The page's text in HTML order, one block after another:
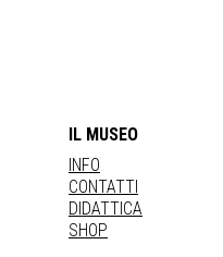
IL MUSEO
INFO
CONTATTI
DIDATTICA
SHOP